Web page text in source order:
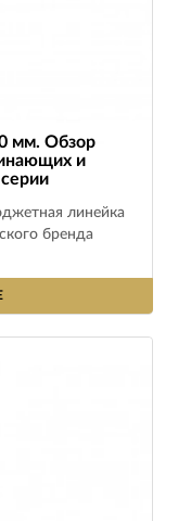
мм. Обзор
и
линейка
бренда